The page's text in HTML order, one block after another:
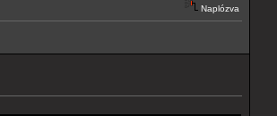
Naplózva